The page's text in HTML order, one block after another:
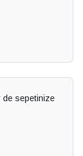
de sepetinize